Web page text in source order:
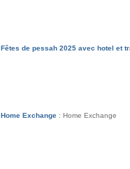
Fêtes de pessah 2025 avec hotel et
Home Exchange: Home Exchange